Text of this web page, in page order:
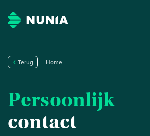
Terug Home
Persoonlijk
contact